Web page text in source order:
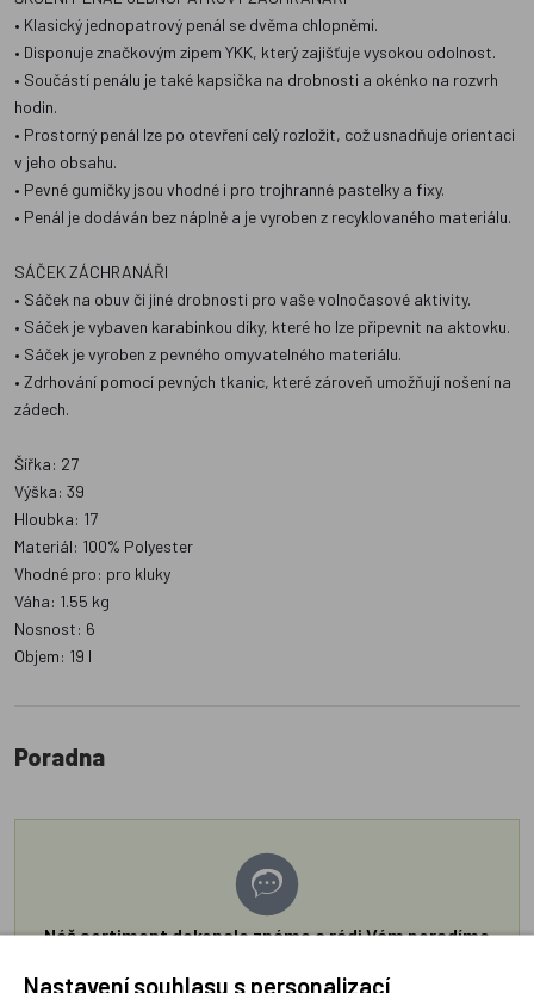
• Klasický jednopatrový penál se dvěma chlopněmi.
• Disponuje značkovým zipem YKK, který zajišťuje vysokou odolnost.
• Součástí penálu je také kapsička na drobnosti a okénko na rozvrh
hodin.
• Prostorný penál lze po otevření celý rozložit, což usnadňuje orientaci
v jeho obsahu.
• Pevné gumičky jsou vhodné i pro trojhranné pastelky a fixy.
• Penál je dodáván bez náplně a je vyroben z recyklovaného materiálu.
SÁČEK ZÁCHRANÁŘI
• Sáček na obuv či jiné drobnosti pro vaše volnočasové aktivity.
• Sáček je vybaven karabinkou díky, které ho lze připevnit na aktovku.
• Sáček je vyroben z pevného omyvatelného materiálu.
• Zdrhování pomocí pevných tkanic, které zároveň umožňují nošení na
zádech.
Šířka: 27
Výška: 39
Hloubka: 17
Materiál: 100% Polyester
Vhodné pro: pro kluky
Váha: 1.55 kg
Nosnost: 6
Objem: 19 l
Poradna
Náš sortiment dokonale známe a rádi Vám poradíme
Nastavení souhlasu s personalizací